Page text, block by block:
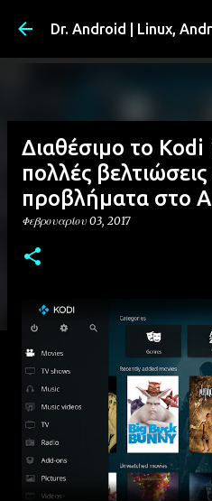
Μετάβαση στο
Dr. Android | Linux,
Διαθέσιμο το
πολλές
προβλήματα στο
Φεβρουαρίου 03, 2017